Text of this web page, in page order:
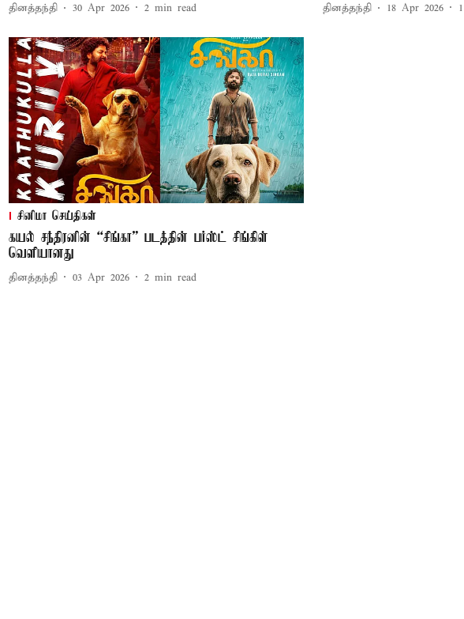
தினத்தந்தி 30 Apr 2026 2 min read தினத்தந்தி 18 Apr 2026 1
சினிமா செய்திகள்
கயல் சந்திரனின் “சிங்கா” படத்தின் பர்ஸ்ட் சிங்கிள்
வெளியானது
தினத்தந்தி 03 Apr 2026 2 min read